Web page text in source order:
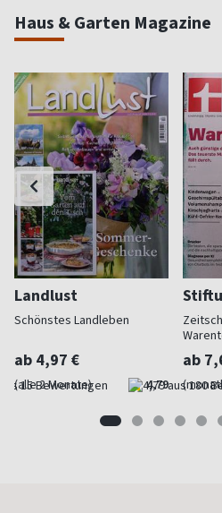
Haus & Garten Magazine
Landlust
Schönstes Landleben
ab 4,97 €
(alle 2 Monate) 4,79
ab